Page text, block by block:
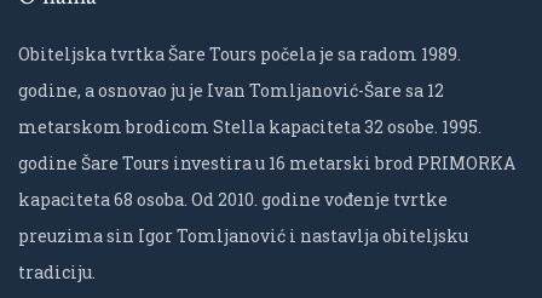
Obiteljska tvrtka Šare Tours počela je sa radom 1989.
godine, a osnovao ju je Ivan Tomljanović-Šare sa 12
metarskom brodicom Stella kapaciteta 32 osobe. 1995.
godine Šare Tours investira u 16 metarski brod PRIMORKA
kapaciteta 68 osoba. Od 2010. godine vođenje tvrtke
preuzima sin Igor Tomljanović i nastavlja obiteljsku
tradiciju.